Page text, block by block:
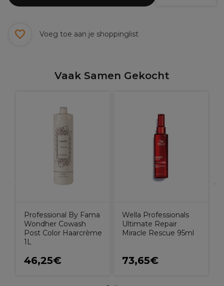
Voeg toe aan je shoppinglist
Vaak Samen Gekocht
Professional By Fama
Wondher Cowash
Post Color Haarcrème
1L
46,25€
Wella Professionals
Ultimate Repair
Miracle Rescue 95ml
73,65€